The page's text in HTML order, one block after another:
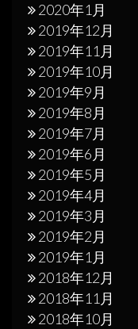
2020年1月
2019年12月
2019年11月
2019年10月
2019年9月
2019年8月
2019年7月
2019年6月
2019年5月
2019年4月
2019年3月
2019年2月
2019年1月
2018年12月
2018年11月
2018年10月